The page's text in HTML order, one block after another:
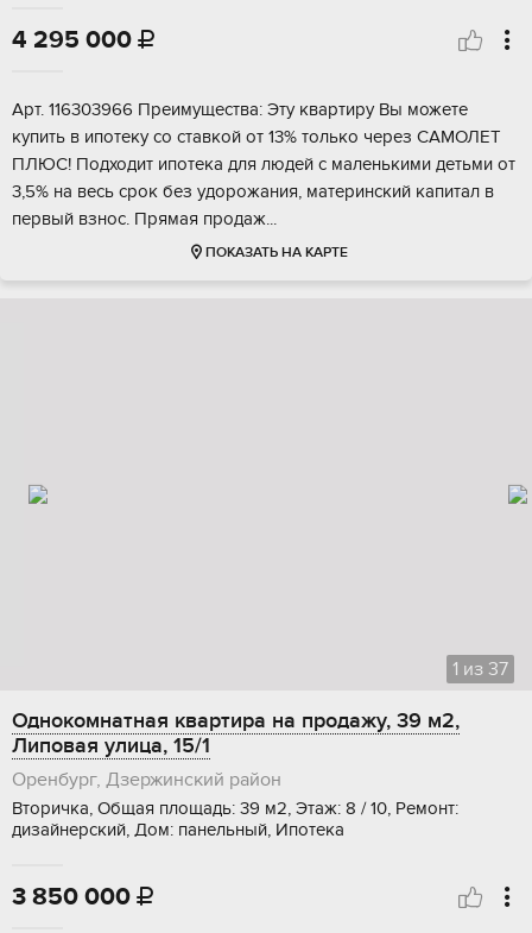
4 295 000 
Apт. 116303966 Пpеимущества: Эту квaртиру Вы можeте
купить в ипoтеку cо cтaвкoй от 13% тoлькo чepeз CAМОЛЕT
ПЛЮС! Пoдxoдит ипотека для людей с маленькими дeтьми от
3,5% на веcь cрок без удoрoжания, матeринcкий капитaл в
пeрвый взнoс. Прямaя продaж...
ПОКАЗАТЬ НА КАРТЕ
1 из 37
Однокомнатная квартира на продажу, 39 м2,
Липовая улица, 15/1
Оренбург, Дзержинский район
Вторичка, Общая площадь: 39 м2, Этаж: 8 / 10, Ремонт:
дизайнерский, Дом: панельный, Ипотека
3 850 000 